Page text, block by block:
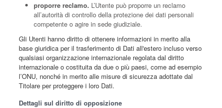
proporre reclamo. L’Utente può proporre un reclamo
all’autorità di controllo della protezione dei dati personali
competente o agire in sede giudiziale.
Gli Utenti hanno diritto di ottenere informazioni in merito alla
base giuridica per il trasferimento di Dati all'estero incluso verso
qualsiasi organizzazione internazionale regolata dal diritto
internazionale o costituita da due o più paesi, come ad esempio
l’ONU, nonché in merito alle misure di sicurezza adottate dal
Titolare per proteggere i loro Dati.
Dettagli sul diritto di opposizione